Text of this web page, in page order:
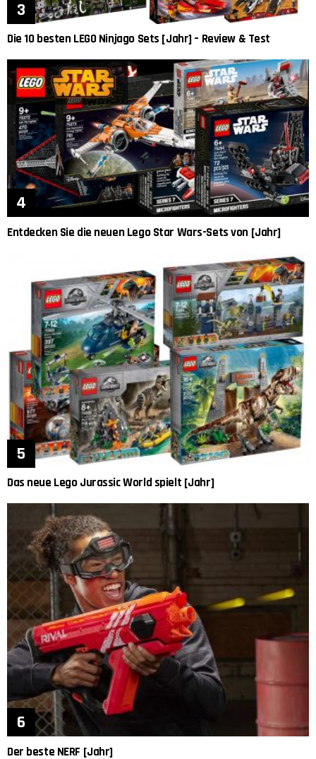
Die 10 besten LEGO Ninjago Sets [Jahr] – Review & Test
Entdecken Sie die neuen Lego Star Wars-Sets von [Jahr]
Das neue Lego Jurassic World spielt [Jahr]
Der beste NERF [Jahr]